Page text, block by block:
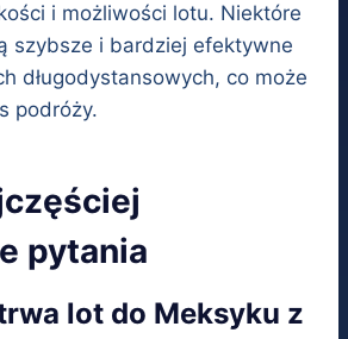
i możliwości lotu. Niektóre
szybsze i bardziej efektywne
długodystansowych, co może
podróży.
pytania
lot do Meksyku z